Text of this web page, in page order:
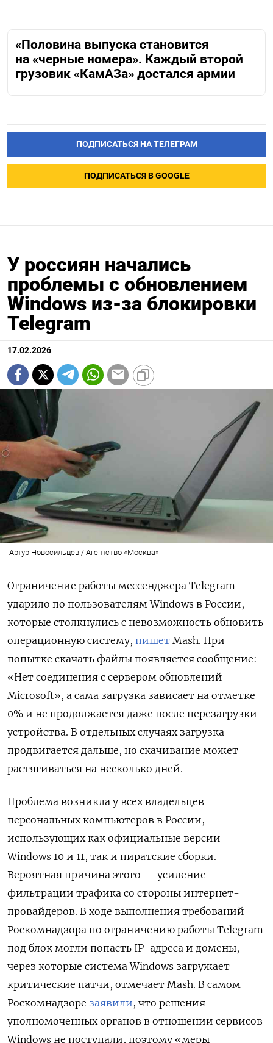
«Половина выпуска становится
на «черные номера». Каждый второй
грузовик «КамАЗа» достался армии
ПОДПИСАТЬСЯ НА ТЕЛЕГРАМ
ПОДПИСАТЬСЯ В GOOGLE
У россиян начались
проблемы с обновлением
Windows из-за блокировки
Telegram
17.02.2026
Артур Новосильцев / Агентство «Москва»
Ограничение работы мессенджера Telegram
ударило по пользователям Windows в России,
которые столкнулись с невозможность обновить
операционную систему, пишет Mash. При
попытке скачать файлы появляется сообщение:
«Нет соединения с сервером обновлений
Microsoft», а сама загрузка зависает на отметке
0% и не продолжается даже после перезагрузки
устройства. В отдельных случаях загрузка
продвигается дальше, но скачивание может
растягиваться на несколько дней.
Проблема возникла у всех владельцев
персональных компьютеров в России,
использующих как официальные версии
Windows 10 и 11, так и пиратские сборки.
Вероятная причина этого — усиление
фильтрации трафика со стороны интернет-
провайдеров. В ходе выполнения требований
Роскомнадзора по ограничению работы Telegram
под блок могли попасть IP-адреса и домены,
через которые система Windows загружает
критические патчи, отмечает Mash. В самом
Роскомнадзоре заявили, что решения
уполномоченных органов в отношении сервисов
Windows не поступали, поэтому «меры